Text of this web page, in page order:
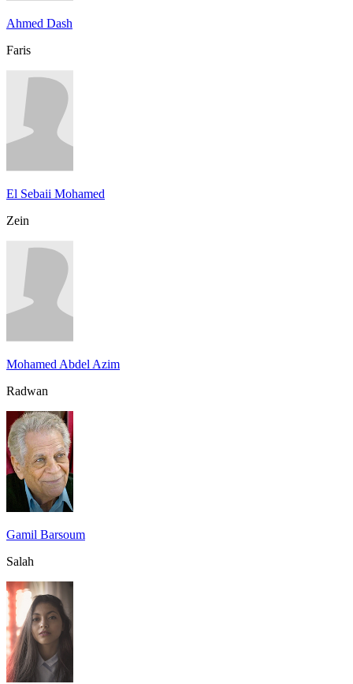
Ahmed Dash
Faris
El Sebaii Mohamed
Zein
Mohamed Abdel Azim
Radwan
Gamil Barsoum
Salah